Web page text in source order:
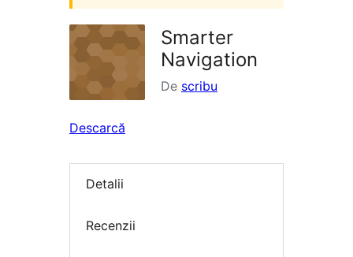
Smarter
Navigation
De scribu
Descarcă
Detalii
Recenzii